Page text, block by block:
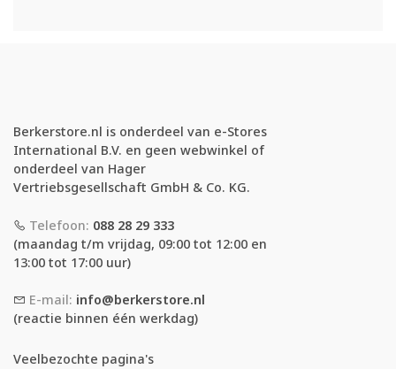
Berkerstore.nl is onderdeel van e-Stores
International B.V. en geen webwinkel of
onderdeel van Hager
Vertriebsgesellschaft GmbH & Co. KG.
Telefoon: 088 28 29 333
(maandag t/m vrijdag, 09:00 tot 12:00 en
13:00 tot 17:00 uur)
E-mail: info@berkerstore.nl
(reactie binnen één werkdag)
Veelbezochte pagina's